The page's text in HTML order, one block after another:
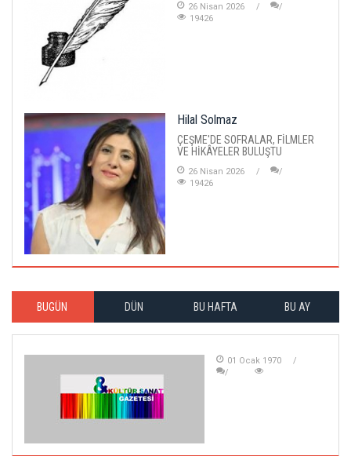
26 Nisan 2026
19426
Hilal Solmaz
ÇEŞME'DE SOFRALAR, FİLMLER
VE HİKÂYELER BULUŞTU
26 Nisan 2026
19426
BUGÜN DÜN BU HAFTA BU AY
01 Ocak 1970